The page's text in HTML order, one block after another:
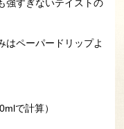
強すぎないテイストの
はペーパードリップよ
で計算）